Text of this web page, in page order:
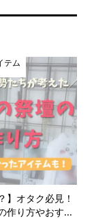
テム
】オタク必見！
作り方やおす...